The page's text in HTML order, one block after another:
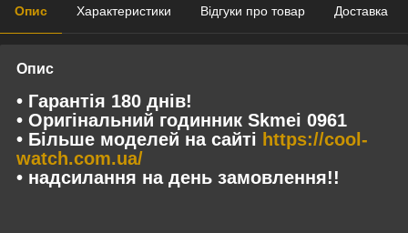
Опис Характеристики Відгуки про товар Доставка
Опис
• Гарантія 180 днів!
• Оригінальний годинник Skmei 0961
• Більше моделей на сайті https://cool-
watch.com.ua/
• надсилання на день замовлення!!